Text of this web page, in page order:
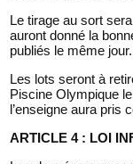
Le tirage au sort
auront donné la
publiés le même jour.
Les lots seront à
Piscine Olympique
l’enseigne aura pris
ARTICLE 4 : LOI